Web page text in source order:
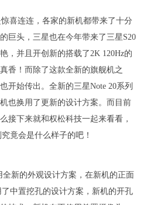
喜连连，各家的新机都带来了十分
巨头，三星也在今年带来了三星S20
，并且开创新的搭载了2K 120Hz的
香！而除了这款全新的旗舰机之
开始传出。全新的三星Note 20系列
也换用了更新的设计方案。而目前
接下来就和权松科技一起来看看，
竟会是什么样子的吧！
全新的外观设计方案，在新机的正面
中置挖孔的设计方案，新机的开孔